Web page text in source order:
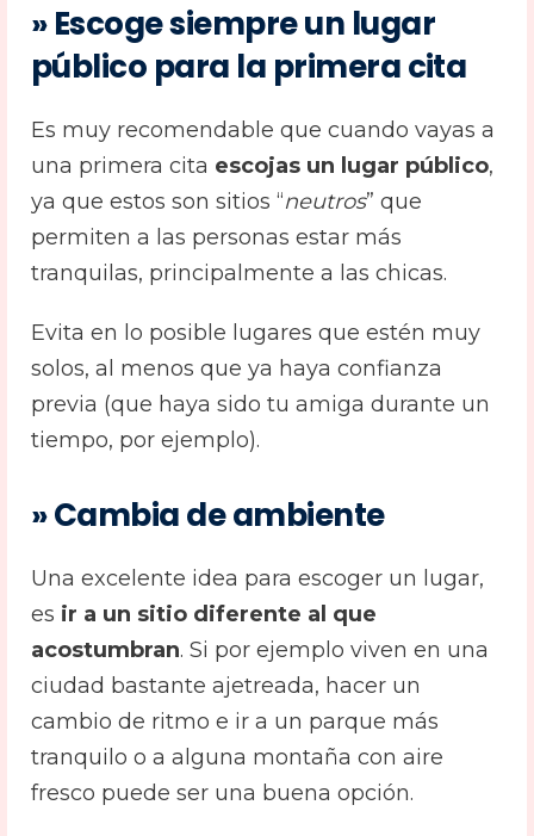
» Escoge siempre un lugar
público para la primera cita
Es muy recomendable que cuando vayas a
una primera cita escojas un lugar público,
ya que estos son sitios “neutros” que
permiten a las personas estar más
tranquilas, principalmente a las chicas.
Evita en lo posible lugares que estén muy
solos, al menos que ya haya confianza
previa (que haya sido tu amiga durante un
tiempo, por ejemplo).
» Cambia de ambiente
Una excelente idea para escoger un lugar,
es ir a un sitio diferente al que
acostumbran. Si por ejemplo viven en una
ciudad bastante ajetreada, hacer un
cambio de ritmo e ir a un parque más
tranquilo o a alguna montaña con aire
fresco puede ser una buena opción.